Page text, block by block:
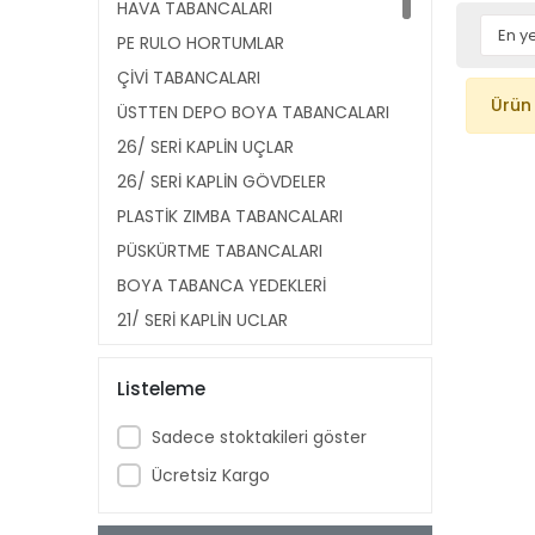
HAVA TABANCALARI
PE RULO HORTUMLAR
ÇİVİ TABANCALARI
ÜSTTEN DEPO BOYA TABANCALARI
26/ SERİ KAPLİN UÇLAR
26/ SERİ KAPLİN GÖVDELER
PLASTİK ZIMBA TABANCALARI
PÜSKÜRTME TABANCALARI
BOYA TABANCA YEDEKLERİ
21/ SERİ KAPLİN UÇLAR
14/ SERİ ÇİVİLER
HAVALI KESKİLER
SPİRAL HORTUMLAR
KÖR TAPALAR
SEVİYE GÖSTERGELERİ
Listeleme
Sadece stoktakileri göster
Ücretsiz Kargo